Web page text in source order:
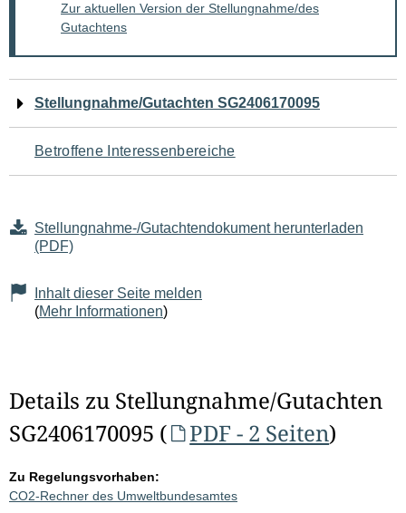
Zur aktuellen Version der Stellungnahme/des
Gutachtens
Navigation
für
den
Seiteninhalt
Stellungnahme/Gutachten SG2406170095
Betroffene Interessenbereiche
Stellungnahme-/Gutachtendokument herunterladen
(PDF)
Inhalt dieser Seite melden
(Mehr Informationen)
Details zu Stellungnahme/Gutachten
SG2406170095 (
PDF - 2 Seiten)
Zu Regelungsvorhaben:
CO2-Rechner des Umweltbundesamtes